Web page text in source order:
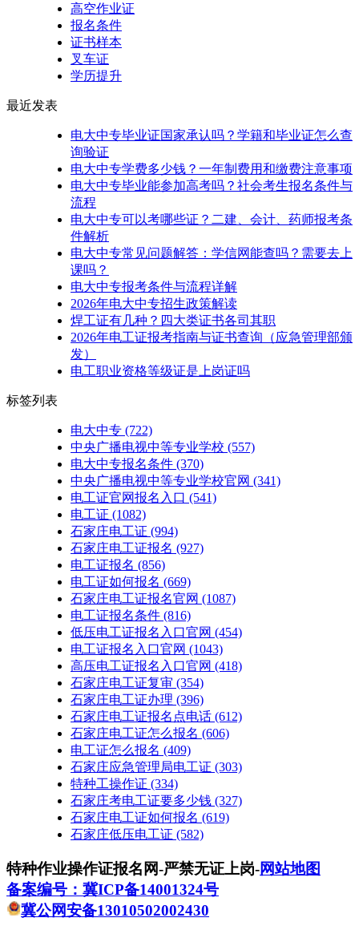
高空作业证
报名条件
证书样本
叉车证
学历提升
最近发表
电大中专毕业证国家承认吗？学籍和毕业证怎么查
询验证
电大中专学费多少钱？一年制费用和缴费注意事项
电大中专毕业能参加高考吗？社会考生报名条件与
流程
电大中专可以考哪些证？二建、会计、药师报考条
件解析
电大中专常见问题解答：学信网能查吗？需要去上
课吗？
电大中专报考条件与流程详解
2026年电大中专招生政策解读
焊工证有几种？四大类证书各司其职
2026年电工证报考指南与证书查询（应急管理部颁
发）
电工职业资格等级证是上岗证吗
标签列表
电大中专 (722)
中央广播电视中等专业学校 (557)
电大中专报名条件 (370)
中央广播电视中等专业学校官网 (341)
电工证官网报名入口 (541)
电工证 (1082)
石家庄电工证 (994)
石家庄电工证报名 (927)
电工证报名 (856)
电工证如何报名 (669)
石家庄电工证报名官网 (1087)
电工证报名条件 (816)
低压电工证报名入口官网 (454)
电工证报名入口官网 (1043)
高压电工证报名入口官网 (418)
石家庄电工证复审 (354)
石家庄电工证办理 (396)
石家庄电工证报名点电话 (612)
石家庄电工证怎么报名 (606)
电工证怎么报名 (409)
石家庄应急管理局电工证 (303)
特种工操作证 (334)
石家庄考电工证要多少钱 (327)
石家庄电工证如何报名 (619)
石家庄低压电工证 (582)
特种作业操作证报名网-严禁无证上岗-网站地图
备案编号：冀ICP备14001324号
冀公网安备13010502002430